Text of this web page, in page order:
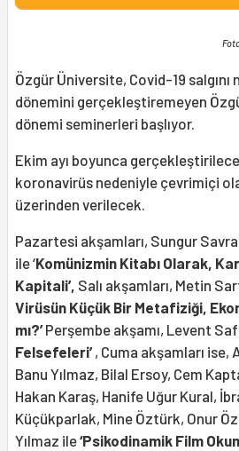
Özgür Üniversite, Covid-19
dönemini gerçekleştiremeyen
dönemi seminerleri başlıyor.
Ekim ayı boyunca
koronavirüs nedeniyle çevrimiçi
üzerinden verilecek.
Pazartesi akşamları, Sungur
ile ‘Komünizmin Kitabı Olarak,
Kapitali’, Salı akşamları, Metin
Virüsün Küçük Bir Metafiziği,
mı?’Perşembe akşamı, Levent
Felsefeleri’, Cuma akşamları ise,
Banu Yılmaz, Bilal Ersoy, Cem
Hakan Karaş, Hanife Uğur Kural,
Küçükparlak, Mine Öztürk, Onur
Yılmaz ile‘Psikodinamik Film